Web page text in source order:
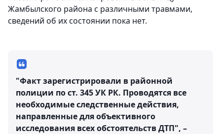
Жамбылского района с различными травмами,
сведений об их состоянии пока нет.
"Факт зарегистрировали в районной
полиции по ст. 345 УК РК. Проводятся все
необходимые следственные действия,
направленные для объективного
исследования всех обстоятельств ДТП", –